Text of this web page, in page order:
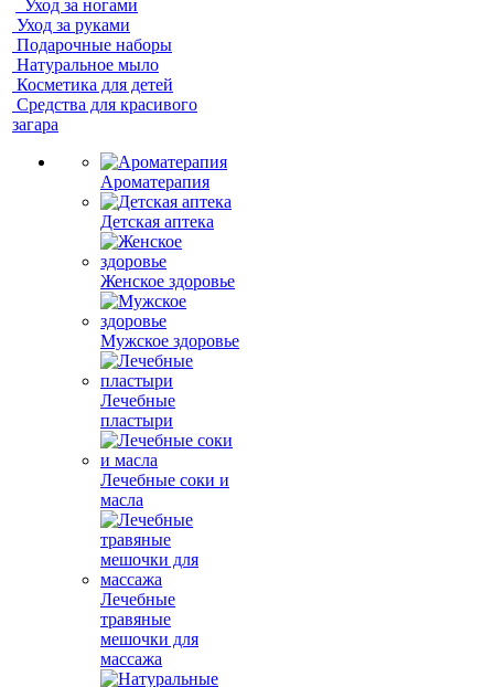
Уход за ногами
Уход за руками
Подарочные наборы
Натуральное мыло
Косметика для детей
Средства для красивого
загара
Ароматерапия
Детская аптека
Женское здоровье
Мужское здоровье
Лечебные
пластыри
Лечебные соки и
масла
Лечебные
травяные
мешочки для
массажа